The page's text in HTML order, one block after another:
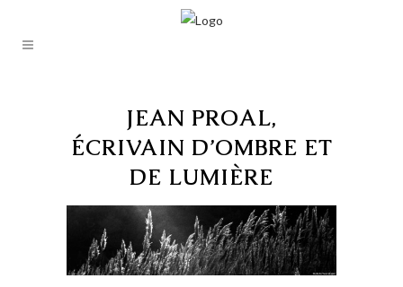
JEAN PROAL,
ÉCRIVAIN D’OMBRE ET
DE LUMIÈRE